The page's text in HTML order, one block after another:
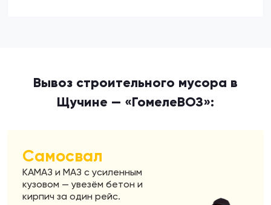
Вывоз строительного мусора в
Щучине — «ГомелеВОЗ»:
Самосвал
КАМАЗ и МАЗ с усиленным
кузовом — увезём бетон и
кирпич за один рейс.